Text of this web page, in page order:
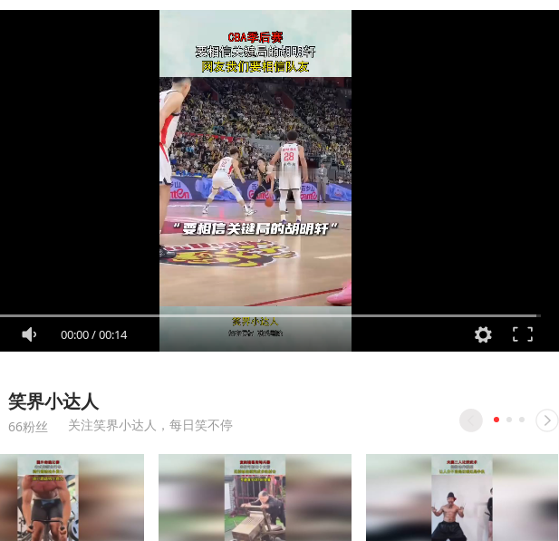
00:00/00:14
笑界小达人
66粉丝 关注笑界小达人，每日笑不停